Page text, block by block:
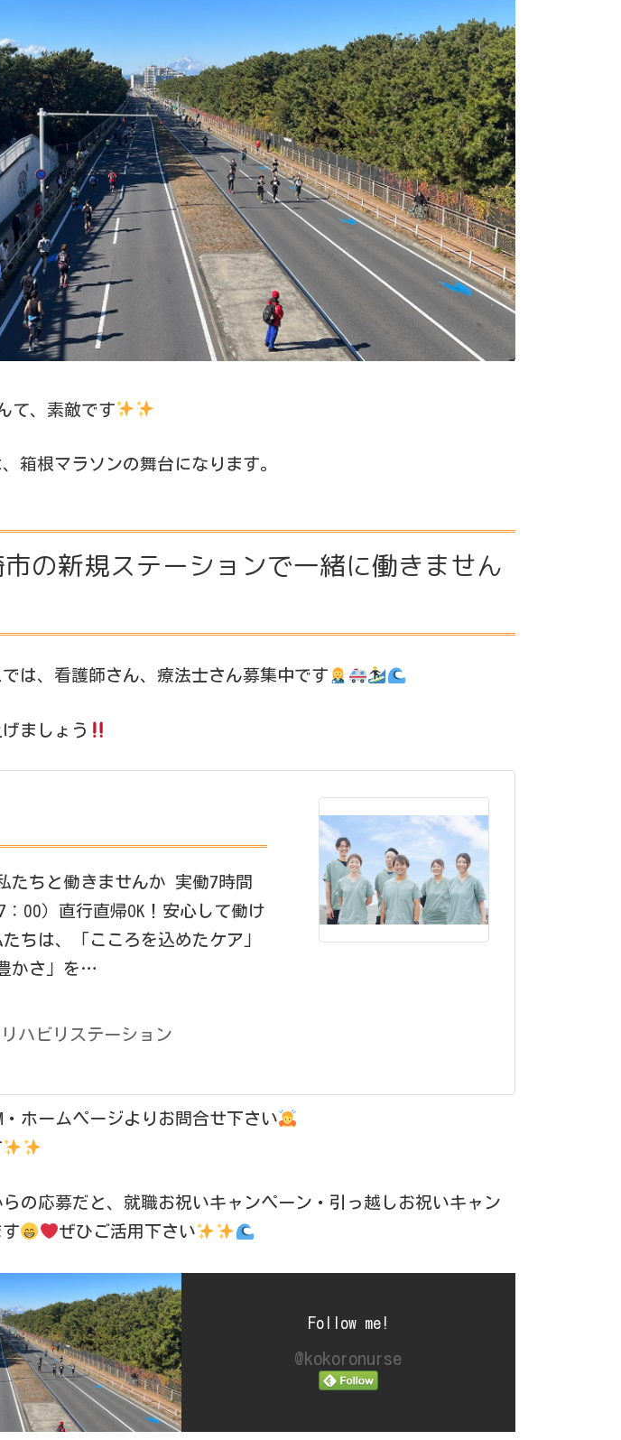
て、素敵です
箱根マラソンの舞台になります。
の新規ステーションで一緒に働きません
は、看護師さん、療法士さん募集中です
ましょう
たちと働きませんか 実働7時間
：00）直行直帰OK！安心して働け
ちは、「こころを込めたケア」
かさ」を…
ハビリステーション
・ホームページよりお問合せ下さい
らの応募だと、就職お祝いキャンペーン・引っ越しお祝いキャン
ぜひご活用下さい
Follow me!
@kokoronurse